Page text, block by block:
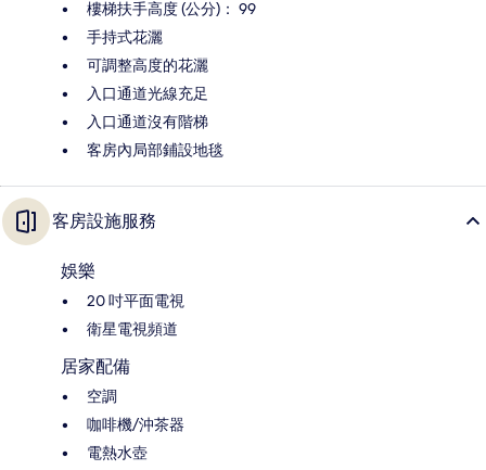
樓梯扶手高度 (公分)： 99
手持式花灑
可調整高度的花灑
入口通道光線充足
入口通道沒有階梯
客房內局部鋪設地毯
客房設施服務
娛樂
20 吋平面電視
衛星電視頻道
居家配備
空調
咖啡機/沖茶器
電熱水壺